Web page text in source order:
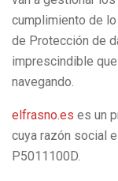
cumplimiento de lo
de Protección de
imprescindible
navegando.
elfrasno.es es un
cuya razón social
P5011100D.